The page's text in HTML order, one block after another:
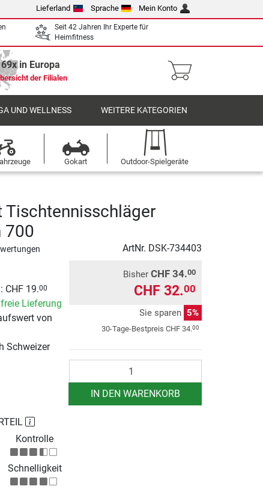
Lieferland Sprache Mein Konto
Seit 42 Jahren Ihr Experte für
Heimfitness
69x in Europa
der Filialen
UND WELLNESS WEITERE KATEGORIEN
Gokart Outdoor-Spielgeräte
Tischtennisschläger
700
ArtNr. DSK-734403
CHF 19.00
Lieferung
von
Schweizer
Bisher CHF 34.00
CHF 32.00
Sie sparen 5%
30-Tage-Bestpreis CHF 34.00
IN DEN WARENKORB
Kontrolle
Schnelligkeit